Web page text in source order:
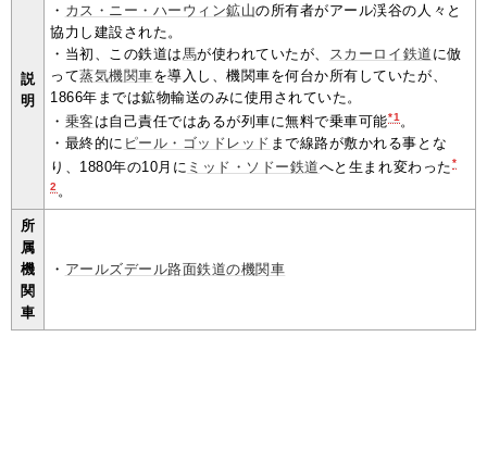
説
明
・ カス・ニー・ハーウィン鉱山の所有者がアール渓谷の人々と
協力し建設された。
・当初、この鉄道は 馬が使われていたが、 スカーロイ鉄道 に倣
って蒸気機関車を導入し、機関車を何台か所有していたが、
1866年までは鉱物輸送のみに使用されていた。
・ 乗客 は自己責任ではあるが列車に無料で乗車可能*1 。
・最終的に ピール・ゴッドレッド まで線路が敷かれる事とな
り、1880年の10月に ミッド・ソドー鉄道へと生まれ変わった*
2。
所
属
機
関
車
・ アールズデール路面鉄道の機関車